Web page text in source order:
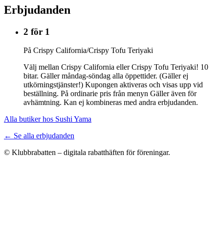
Erbjudanden
2 för 1
På Crispy California/Crispy Tofu Teriyaki
Välj mellan Crispy California eller Crispy Tofu Teriyaki! 10
bitar. Gäller måndag-söndag alla öppettider. (Gäller ej
utkörningstjänster!) Kupongen aktiveras och visas upp vid
beställning. På ordinarie pris från menyn Gäller även för
avhämtning. Kan ej kombineras med andra erbjudanden.
Alla butiker hos Sushi Yama
← Se alla erbjudanden
© Klubbrabatten – digitala rabatthäften för föreningar.